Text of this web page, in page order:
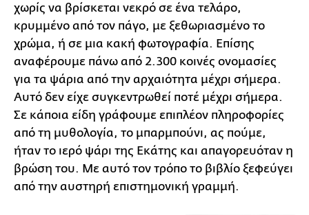
χωρίς να βρίσκεται νεκρό σε ένα τελάρο,
κρυμμένο από τον πάγο, με ξεθωριασμένο το
χρώμα, ή σε μια κακή φωτογραφία. Επίσης
αναφέρουμε πάνω από 2.300 κοινές ονομασίες
για τα ψάρια από την αρχαιότητα μέχρι σήμερα.
Αυτό δεν είχε συγκεντρωθεί ποτέ μέχρι σήμερα.
Σε κάποια είδη γράφουμε επιπλέον πληροφορίες
από τη μυθολογία, το μπαρμπούνι, ας πούμε,
ήταν το ιερό ψάρι της Εκάτης και απαγορευόταν η
βρώση του. Με αυτό τον τρόπο το βιβλίο ξεφεύγει
από την αυστηρή επιστημονική γραμμή.